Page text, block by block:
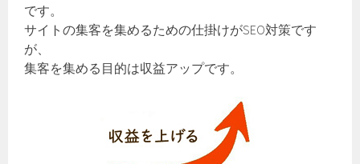
です。
サイトの集客を集めるための仕掛けがSEO対策です
が、
集客を集める目的は収益アップです。